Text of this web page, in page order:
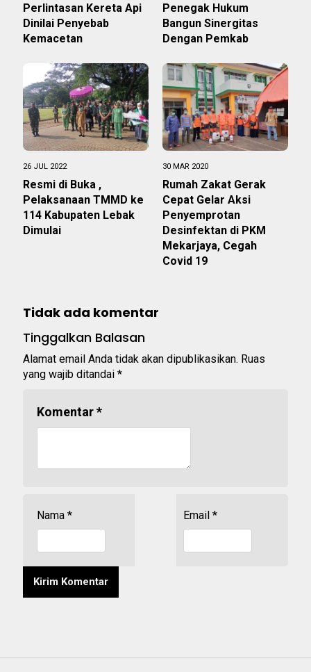
Perlintasan Kereta Api
Dinilai Penyebab
Kemacetan
Penegak Hukum
Bangun Sinergitas
Dengan Pemkab
26 JUL 2022
Resmi di Buka ,
Pelaksanaan TMMD ke
114 Kabupaten Lebak
Dimulai
30 MAR 2020
Rumah Zakat Gerak
Cepat Gelar Aksi
Penyemprotan
Desinfektan di PKM
Mekarjaya, Cegah
Covid 19
Tidak ada komentar
Tinggalkan Balasan
Alamat email Anda tidak akan dipublikasikan. Ruas
yang wajib ditandai *
Komentar*
Nama * Email *